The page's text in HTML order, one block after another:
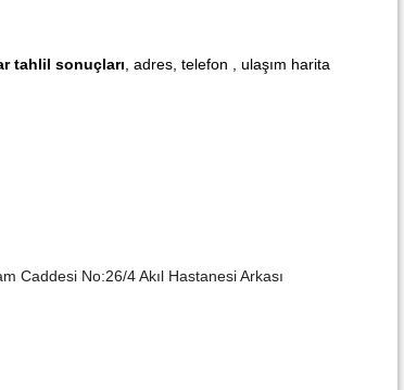
tahlil sonuçları , adres, telefon , ulaşım harita
Caddesi No:26/4 Akıl Hastanesi Arkası